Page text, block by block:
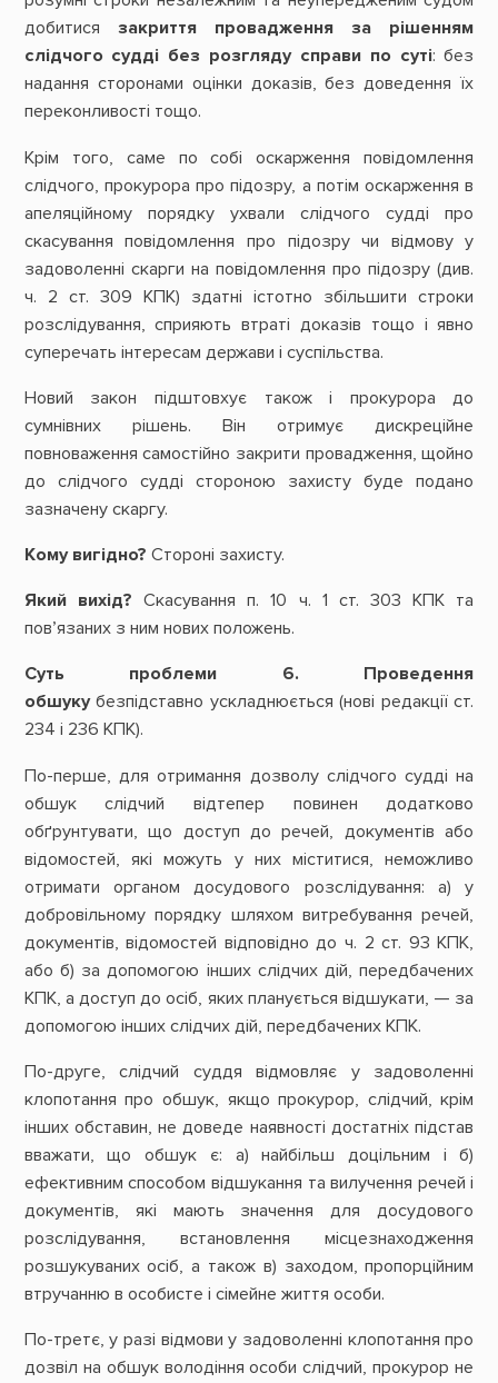
добитися закриття провадження за рішенням
слідчого судді без розгляду справи по суті: без
надання сторонами оцінки доказів, без доведення їх
переконливості тощо.
Крім того, саме по собі оскарження повідомлення
слідчого, прокурора про підозру, а потім оскарження в
апеляційному порядку ухвали слідчого судді про
скасування повідомлення про підозру чи відмову у
задоволенні скарги на повідомлення про підозру (див.
ч. 2 ст. 309 КПК) здатні істотно збільшити строки
розслідування, сприяють втраті доказів тощо і явно
суперечать інтересам держави і суспільства.
Новий закон підштовхує також і прокурора до
сумнівних рішень. Він отримує дискреційне
повноваження самостійно закрити провадження, щойно
до слідчого судді стороною захисту буде подано
зазначену скаргу.
Кому вигідно? Стороні захисту.
Який вихід? Скасування п. 10 ч. 1 ст. 303 КПК та
пов’язаних з ним нових положень.
Суть проблеми 6. Проведення
обшукубезпідставно ускладнюється (нові редакції ст.
234 і 236 КПК).
По-перше, для отримання дозволу слідчого судді на
обшук слідчий відтепер повинен додатково
обґрунтувати, що доступ до речей, документів або
відомостей, які можуть у них міститися, неможливо
отримати органом досудового розслідування: а) у
добровільному порядку шляхом витребування речей,
документів, відомостей відповідно до ч. 2 ст. 93 КПК,
або б) за допомогою інших слідчих дій, передбачених
КПК, а доступ до осіб, яких планується відшукати, — за
допомогою інших слідчих дій, передбачених КПК.
По-друге, слідчий суддя відмовляє у задоволенні
клопотання про обшук, якщо прокурор, слідчий, крім
інших обставин, не доведе наявності достатніх підстав
вважати, що обшук є: а) найбільш доцільним і б)
ефективним способом відшукання та вилучення речей і
документів, які мають значення для досудового
розслідування, встановлення місцезнаходження
розшукуваних осіб, а також в) заходом, пропорційним
втручанню в особисте і сімейне життя особи.
По-третє, у разі відмови у задоволенні клопотання про
дозвіл на обшук володіння особи слідчий, прокурор не